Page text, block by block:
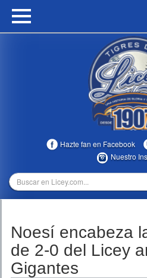
HOME
MULTIMEDIA
TEMPORADAS
Hazte fan en Facebook
Nuestro
Noesí encabeza
de 2-0 del Licey
Gigantes